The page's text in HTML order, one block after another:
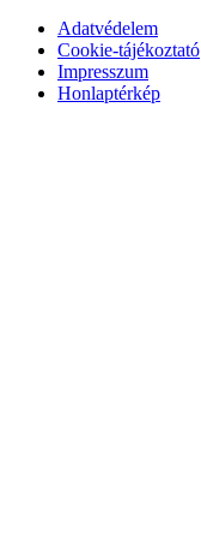
Adatvédelem
Cookie-tájékoztató
Impresszum
Honlaptérkép